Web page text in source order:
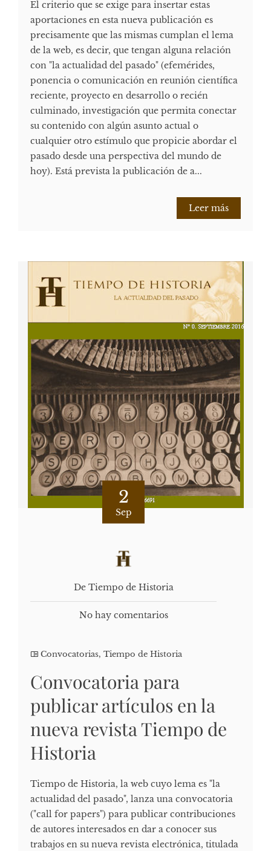
El criterio que se exige para insertar estas
aportaciones en esta nueva publicación es
precisamente que las mismas cumplan el lema
de la web, es decir, que tengan alguna relación
con "la actualidad del pasado" (efemérides,
ponencia o comunicación en reunión científica
reciente, proyecto en desarrollo o recién
culminado, investigación que permita conectar
su contenido con algún asunto actual o
cualquier otro estímulo que propicie abordar el
pasado desde una perspectiva del mundo de
hoy). Está prevista la publicación de a...
Leer más
2
Sep
De Tiempo de Historia
No hay comentarios
Convocatorias, Tiempo de Historia
Convocatoria para
publicar artículos en la
nueva revista Tiempo de
Historia
Tiempo de Historia, la web cuyo lema es "la
actualidad del pasado", lanza una convocatoria
("call for papers") para publicar contribuciones
de autores interesados en dar a conocer sus
trabajos en su nueva revista electrónica, titulada